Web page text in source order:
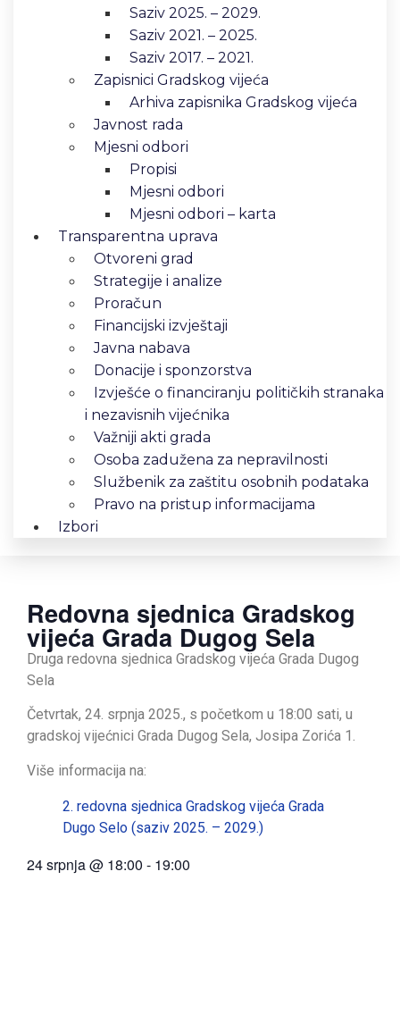
Saziv 2025. – 2029.
Saziv 2021. – 2025.
Saziv 2017. – 2021.
Zapisnici Gradskog vijeća
Arhiva zapisnika Gradskog vijeća
Javnost rada
Mjesni odbori
Propisi
Mjesni odbori
Mjesni odbori – karta
Transparentna uprava
Otvoreni grad
Strategije i analize
Proračun
Financijski izvještaji
Javna nabava
Donacije i sponzorstva
Izvješće o financiranju političkih stranaka
i nezavisnih vijećnika
Važniji akti grada
Osoba zadužena za nepravilnosti
Službenik za zaštitu osobnih podataka
Pravo na pristup informacijama
Izbori
Redovna sjednica Gradskog
vijeća Grada Dugog Sela
Druga redovna sjednica Gradskog vijeća Grada Dugog
Sela
Četvrtak, 24. srpnja 2025., s početkom u 18:00 sati, u
gradskoj vijećnici Grada Dugog Sela, Josipa Zorića 1.
Više informacija na:
2. redovna sjednica Gradskog vijeća Grada
Dugo Selo (saziv 2025. – 2029.)
24 srpnja@ 18:00 - 19:00